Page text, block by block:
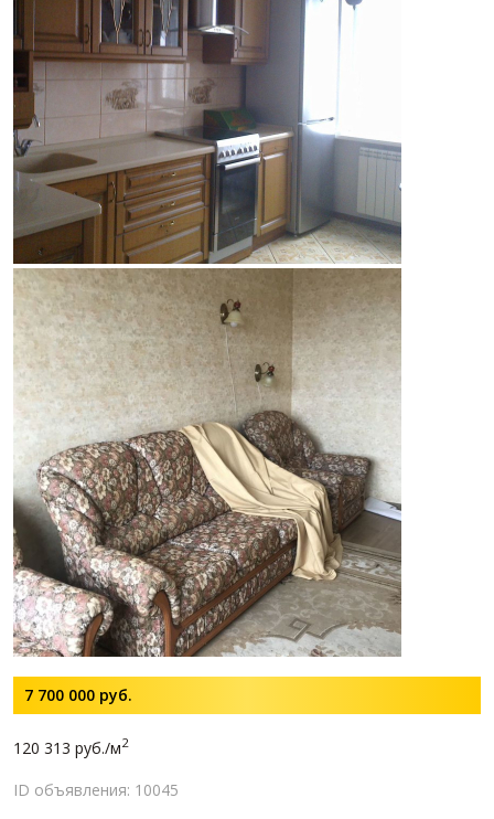
7 700 000 руб.
120 313 руб./м2
ID объявления: 10045